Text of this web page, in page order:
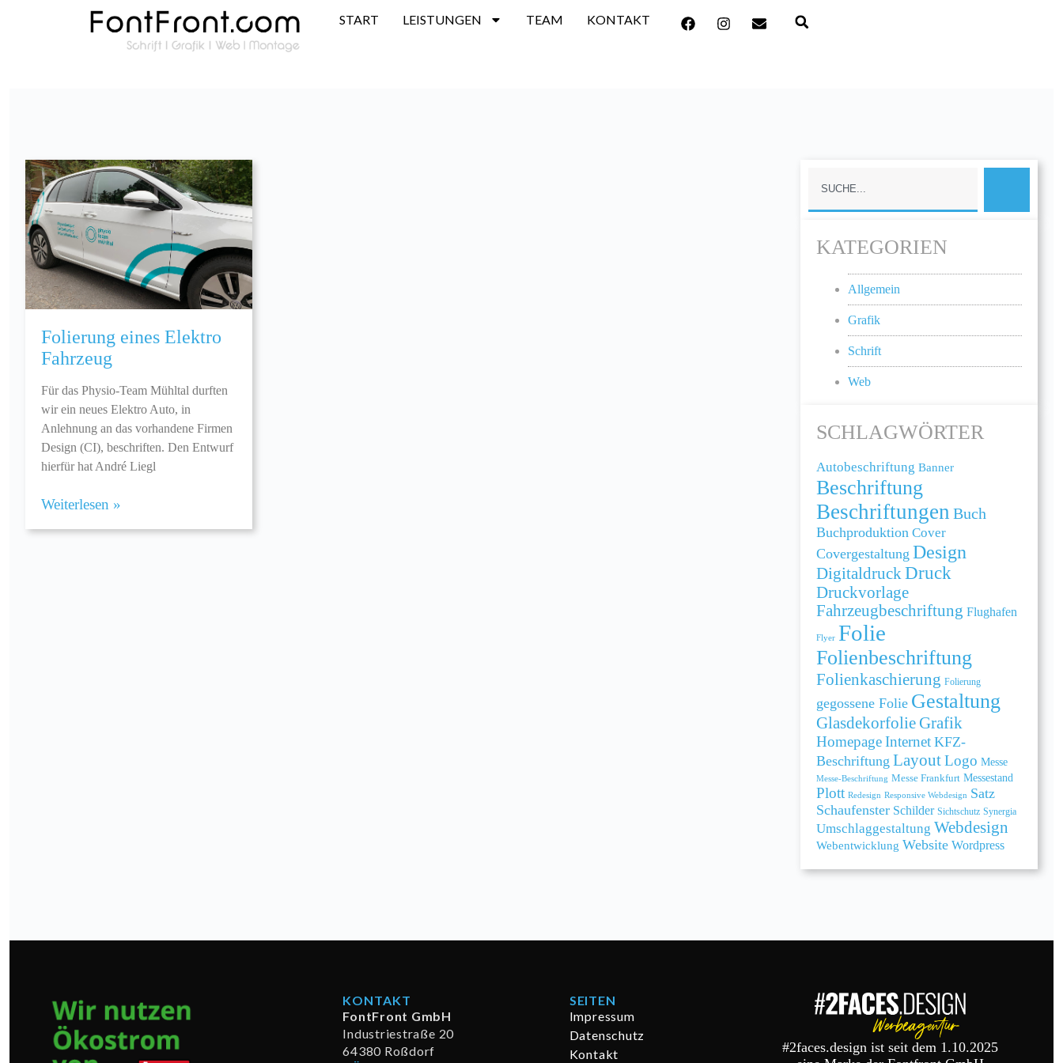
START LEISTUNGEN TEAM KONTAKT
Folierung eines Elektro
Fahrzeug
Für das Physio-Team Mühltal durften
wir ein neues Elektro Auto, in
Anlehnung an das vorhandene Firmen
Design (CI), beschriften. Den Entwurf
hierfür hat André Liegl
Weiterlesen »
KATEGORIEN
Allgemein
Grafik
Schrift
Web
SCHLAGWÖRTER
Autobeschriftung Banner
Beschriftung
Beschriftungen Buch
Buchproduktion Cover
Covergestaltung Design
Digitaldruck Druck
Druckvorlage
Fahrzeugbeschriftung Flughafen
Flyer Folie
Folienbeschriftung
Folienkaschierung Folierung
gegossene Folie Gestaltung
Glasdekorfolie Grafik
HomepageInternet KFZ-
Beschriftung LayoutLogo Messe
Messe-Beschriftung Messe Frankfurt Messestand
Plott Redesign Responsive Webdesign Satz
Schaufenster Schilder Sichtschutz Synergia
Umschlaggestaltung Webdesign
Webentwicklung Website Wordpress
KONTAKT
FontFront GmbH
Industriestraße 20
64380 Roßdorf
SEITEN
Impressum
Datenschutz
Kontakt
#2faces.design ist seit dem 1.10.2025